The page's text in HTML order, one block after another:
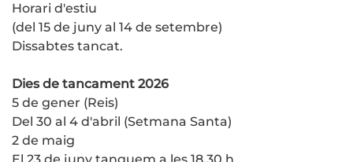
Horari d'estiu
(del 15 de juny al 14 de setembre)
Dissabtes tancat.
Dies de tancament 2026
5 de gener (Reis)
Del 30 al 4 d'abril (Setmana Santa)
2 de maig